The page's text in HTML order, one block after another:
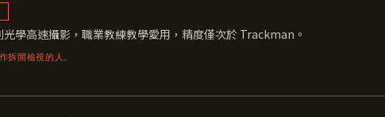
光學高速攝影，職業教練教學愛用，精度僅次於 Trackman。
拆開檢視的人。